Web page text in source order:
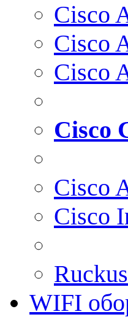
Cisco
Cisco
Cisco
Cisco
Cisco
Cisco
WIFI